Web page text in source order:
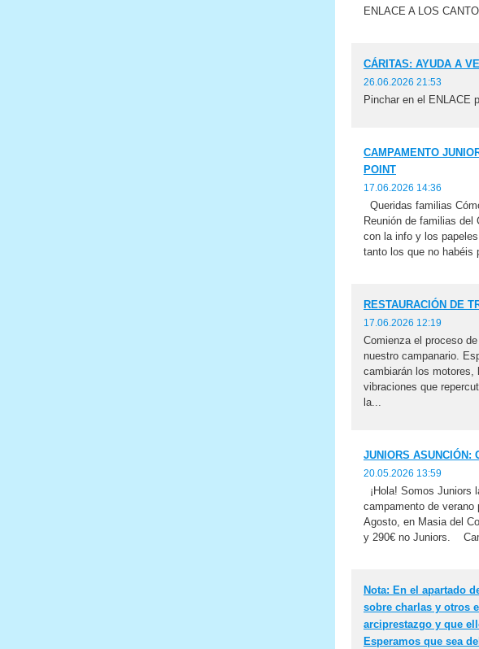
ENLACE A LOS
CÁRITAS: AYUDA A
26.06.2026 21:53
Pinchar en el ENLACE
CAMPAMENTO
POINT
17.06.2026 14:36
Queridas familias
Reunión de familias del
con la info y los
tanto los que no habéis
RESTAURACIÓN DE
17.06.2026 12:19
Comienza el proceso
nuestro campanario.
cambiarán los motores,
vibraciones que
la...
JUNIORS ASUNCIÓN:
20.05.2026 13:59
¡Hola! Somos Juniors
campamento de
Agosto, en Masia del
y 290€ no Juniors.
Nota: En el apartado
sobre charlas y otros
arciprestazgo y que
Esperamos que sea